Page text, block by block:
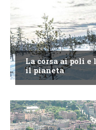
NEWS
La corsa ai poli e
il pianeta